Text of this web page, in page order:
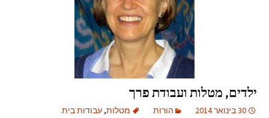
ילדים, מטלות ועבודת פרך
30 בינואר 2014 הורות מטלות, עבודות בית